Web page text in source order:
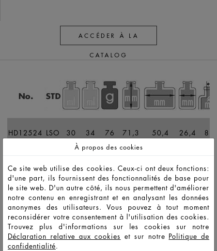
ACCÉDER À LA
CATALOG
HD12524 LSO 30 34 76 71,3 50,4 26,4 8,8
HD13282 LSS 100 107 162 103,3 75 31,5 8,3
YOU MIGHT ALSO BE INTERESTED IN
À propos des cookies
Ce site web utilise des cookies. Ceux-ci ont deux fonctions:
d'une part, ils fournissent des fonctionnalités de base pour
le site web. D'un autre côté, ils nous permettent d'améliorer
notre contenu en enregistrant et en analysant les données
anonymes des utilisateurs. Vous pouvez à tout moment
reconsidérer votre consentement à l'utilisation des cookies.
Trouvez plus d'informations sur les cookies sur notre
Déclaration relative aux cookies et sur notre Politique de
confidentialité.